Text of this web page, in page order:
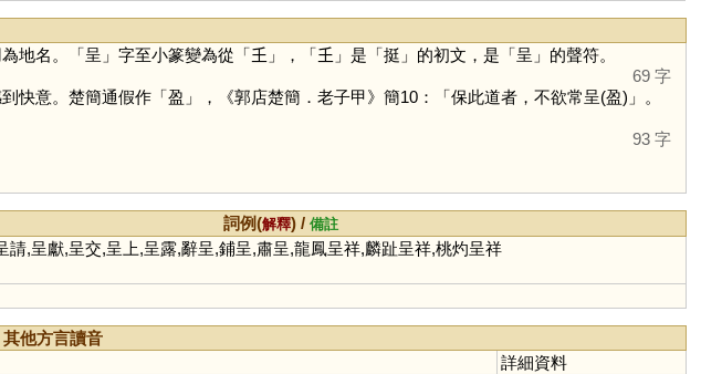
地名。「呈 」字至小篆變為從「𡈼 」，「𡈼 」是「挺 」的初文，是「呈 」的聲符。
69 字
快意。楚簡通假作「盈 」，《郭店楚簡．老子甲》簡10：「保此道者，不欲常呈(盈)」。
93 字
詞例(解釋) /備註
請,呈獻,呈交,呈上,呈露,辭呈,鋪呈,肅呈,龍鳳呈祥,麟趾呈祥,桃灼呈祥
其他方言讀音
詳細資料